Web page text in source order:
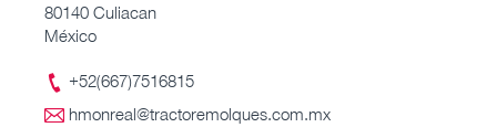
80140 Culiacan
México
+52(667)7516815
hmonreal@tractoremolques.com.mx